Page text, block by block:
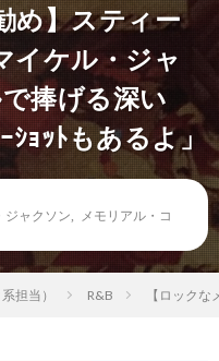
め】スティー
イケル・ジャ
捧げる深い
ｼｮｯﾄもあるよ」
ジャクソン
メモリアル・コ
担当） R&B 【ロック